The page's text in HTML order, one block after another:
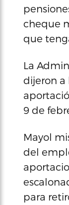
cheque
que
La
dijeron a
9 de
Mayol
del
para